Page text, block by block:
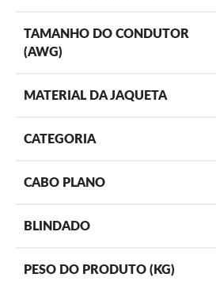
TAMANHO DO CONDUTOR
(AWG)
MATERIAL DA JAQUETA
CATEGORIA
CABO PLANO
BLINDADO
PESO DO PRODUTO (KG)